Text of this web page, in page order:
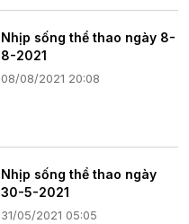
Nhịp sống thể thao ngày 8-
8-2021
08/08/2021 20:08
Nhịp sống thể thao ngày
30-5-2021
31/05/2021 05:05